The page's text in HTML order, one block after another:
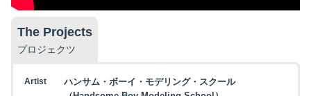
The Projects
プロジェクツ
Artist
ハンサム・ボーイ・モデリング・スクール